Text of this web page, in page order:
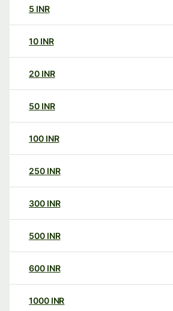
5 INR
10 INR
20 INR
50 INR
100 INR
250 INR
300 INR
500 INR
600 INR
1000 INR